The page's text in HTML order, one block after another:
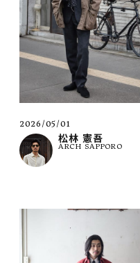
お問い合わせ
OFFICIAL WEB SITE
ACCOUNT MENU
ようこそ ゲスト 様
meeting_room ログイン
2026/05/01
松林 憲吾
ARCH SAPPORO